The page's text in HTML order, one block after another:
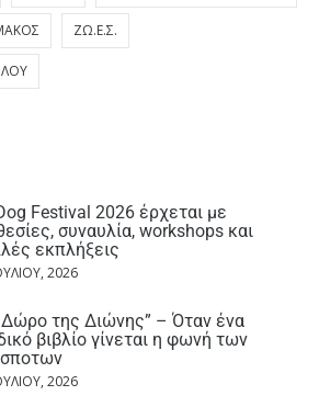
ΖΩ.Ε.Σ.
Festival 2026 έρχεται με
συναυλία, workshops και
εκπλήξεις
2026
Δώρο της Διώνης” – Όταν ένα
βιβλίο γίνεται η φωνή των
2026